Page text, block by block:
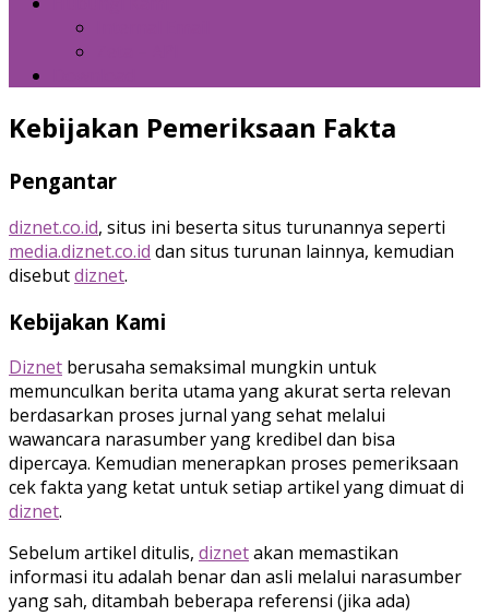
Kebijakan Pemeriksaan Fakta
Pengantar
diznet.co.id, situs ini beserta situs turunannya seperti
media.diznet.co.id dan situs turunan lainnya, kemudian
disebutdiznet.
Kebijakan Kami
Diznet berusaha semaksimal mungkin untuk
memunculkan berita utama yang akurat serta relevan
berdasarkan proses jurnal yang sehat melalui
wawancara narasumber yang kredibel dan bisa
dipercaya. Kemudian menerapkan proses pemeriksaan
cek fakta yang ketat untuk setiap artikel yang dimuat di
diznet.
Sebelum artikel ditulis, diznetakan memastikan
informasi itu adalah benar dan asli melalui narasumber
yang sah, ditambah beberapa referensi (jika ada)